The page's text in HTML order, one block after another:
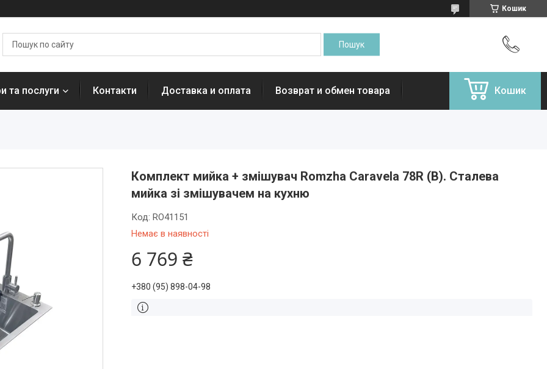
Кошик
та послуги Контакти Доставка и оплата Возврат и обмен товара Кошик
Комплект мийка + змішувач Romzha Caravela 78R (B). Сталева
мийка зі змішувачем на кухню
Немає в наявності
Код: RO41151
6 769 ₴
+380 (95) 898-04-98